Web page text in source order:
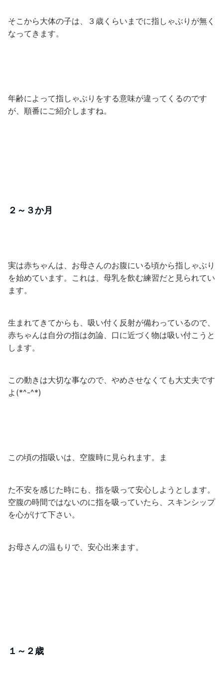
そこから大体の子は、３歳くらいまでに指しゃぶりが無く
なってきます。
年齢によって指しゃぶりをする意味が違ってくるのです
が、順番にご紹介しますね。
２～３か月
実は赤ちゃんは、お母さんのお腹にいる頃から指しゃぶり
を始めています。これは、母乳を飲む練習だと見られてい
ます。
生まれてきてからも、吸い付く反射が備わっているので、
赤ちゃんは自分の指は勿論、口に近づく物は吸い付こうと
します。
この動きは大切な事なので、やめさせなくても大丈夫です
よ(*^-^*)
この頃の指吸いは、空腹時に見られます。ま
た不安を感じた時にも、指を吸って安心しようとします。
空腹の時間ではないのに指を吸っていたら、スキンシップ
を心がけて下さい。
お母さんの温もりで、安心出来ます。
１～２歳